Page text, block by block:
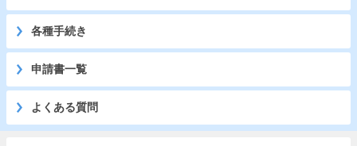
各種手続き
申請書一覧
よくある質問